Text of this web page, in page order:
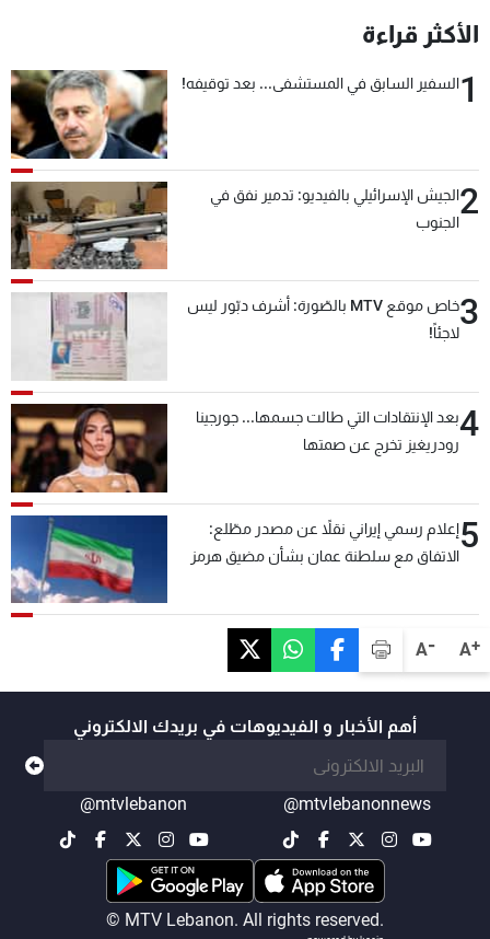
A+
A-
الأكثر قراءة
1السفير السابق في المستشفى... بعد توقيفه!
2الجيش الإسرائيلي بالفيديو: تدمير نفق في
الجنوب
3
خاص موقع MTV بالصّورة: أشرف دبّور ليس
لاجئاً!
4بعد الإنتقادات التي طالت جسمها... جورجينا
رودريغيز تخرج عن صمتها
5إعلام رسمي إيراني نقلاً عن مصدر مطّلع:
الاتفاق مع سلطنة عمان بشأن مضيق هرمز
أهم الأخبار و الفيديوهات في بريدك الالكتروني
@mtvlebanonnews
@mtvlebanon
© MTV Lebanon. All rights reserved.
عن MTV
الإنـتـاج
وظائف
شروط الإسـتخدام
سياسة الخصوصية